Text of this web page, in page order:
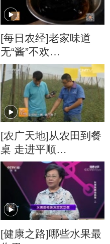
[每日农经]老家味道
无“酱”不欢
(20160127)
[农广天地]从农田到餐
桌 走进平顺
(20160112)
[健康之路]哪些水果最